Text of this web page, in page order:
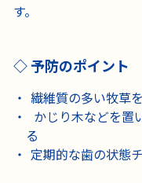
す。
予防のポイント
繊維質の多い牧草
かじり木などを置
る
定期的な歯の状態